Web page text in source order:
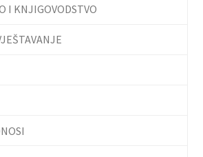
I KNJIGOVODSTVO